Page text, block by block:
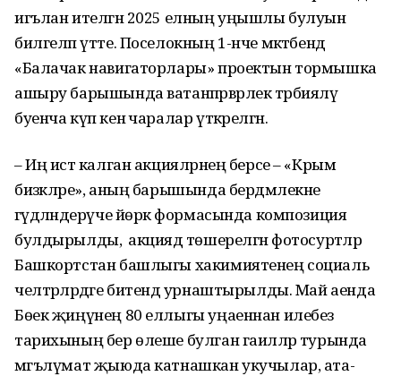
игълан ителгән 2025 елның уңышлы булуын
билгеләп үтте. Поселокның 1-нче мәктәбендә
«Балачак навигаторлары» проектын тормышка
ашыру барышында ватанпәрвәрлек тәрбияләү
буенча күп кенә чаралар үткәрелгән.
–Иң истә калган акцияләрнең берсе – «Крым
бизәкләре», аның барышында бердәмлекне
гәүдәләндерүче йөрәк формасында композиция
булдырылды, ә акциядә төшерелгән фотосурәтләр
Башкортстан башлыгы хакимиятенең социаль
челтәрләрдәге битендә урнаштырылды. Май аенда
Бөек җиңүнең 80 еллыгы уңаеннан илебез
тарихының бер өлеше булган гаиләләр турында
мәгълүмат җыюда катнашкан укучылар, ата-